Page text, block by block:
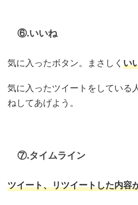
⑥.いいね
気に入ったボタン。まさしく い
気に入ったツイートをしている
ねしてあげよう。
⑦.タイムライン
ツイート、リツイートした内容